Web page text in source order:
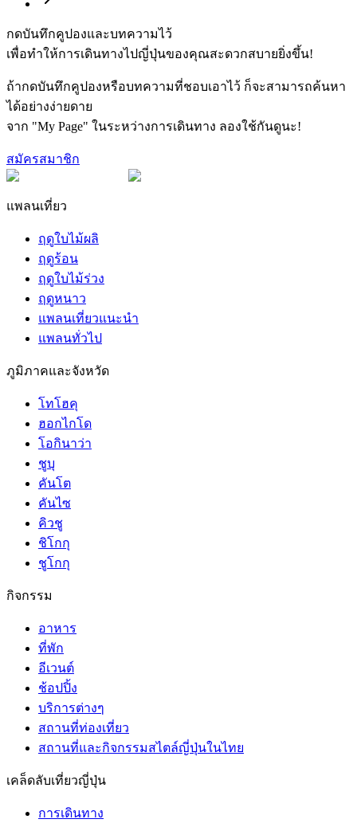
กดบันทึกคูปองและบทความไว้
เพื่อทำให้การเดินทางไปญี่ปุ่นของคุณสะดวกสบายยิ่งขึ้น!
ถ้ากดบันทึกคูปองหรือบทความที่ชอบเอาไว้ ก็จะสามารถค้นหา
ได้อย่างง่ายดาย
จาก "My Page" ในระหว่างการเดินทาง ลองใช้กันดูนะ!
สมัครสมาชิก
แพลนเที่ยว
ฤดูใบไม้ผลิ
ฤดูร้อน
ฤดูใบไม้ร่วง
ฤดูหนาว
แพลนเที่ยวแนะนำ
แพลนทั่วไป
ภูมิภาคและจังหวัด
โทโฮคุ
ฮอกไกโด
โอกินาว่า
ชูบุ
คันโต
คันไซ
คิวชู
ชิโกกุ
ชูโกกุ
กิจกรรม
อาหาร
ที่พัก
อีเวนต์
ช้อปปิ้ง
บริการต่างๆ
สถานที่ท่องเที่ยว
สถานที่และกิจกรรมสไตล์ญี่ปุ่นในไทย
เคล็ดลับเที่ยวญี่ปุ่น
การเดินทาง